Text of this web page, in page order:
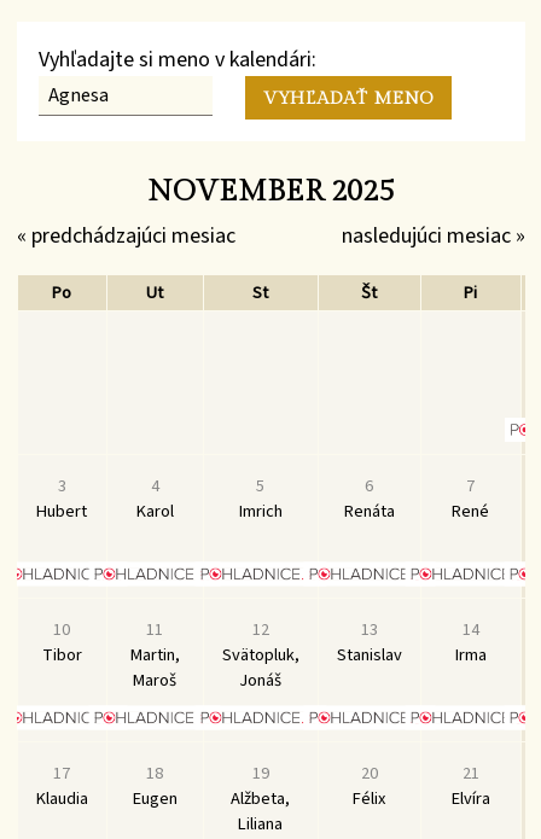
Vyhľadajte si meno v kalendári:
NOVEMBER 2025
« predchádzajúci mesiac nasledujúci mesiac »
Po Ut St Št Pi
3
Hubert
4
Karol
5
Imrich
6
Renáta
7
René
10
Tibor
11
Martin,
Maroš
12
Svätopluk,
Jonáš
13
Stanislav
14
Irma
17
Klaudia
18
Eugen
19
Alžbeta,
Liliana
20
Félix
21
Elvíra